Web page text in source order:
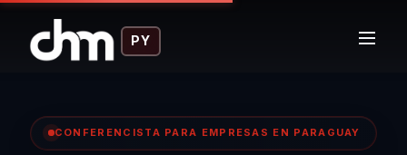
PY
CONFERENCISTA PARA EMPRESAS EN PARAGUAY